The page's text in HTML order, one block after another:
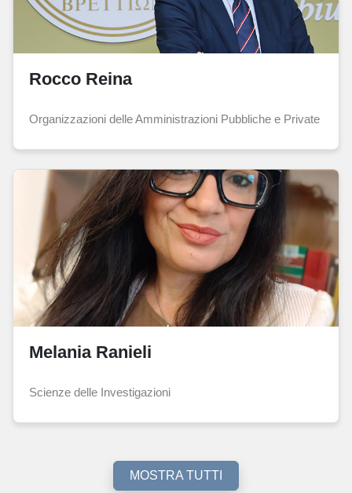
Rocco Reina
Organizzazioni delle Amministrazioni Pubbliche e Private
Melania Ranieli
Scienze delle Investigazioni
MOSTRA TUTTI